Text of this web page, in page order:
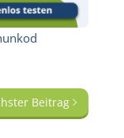
Beitrag